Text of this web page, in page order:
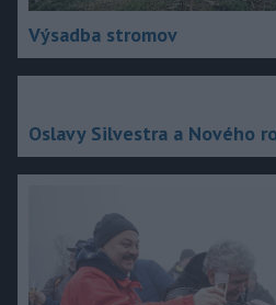
Výsadba stromov
Oslavy Silvestra a Nového